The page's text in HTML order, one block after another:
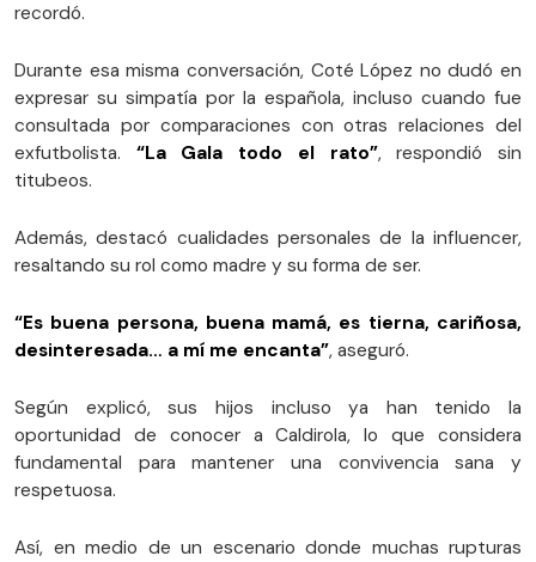
recordó.
Durante esa misma conversación, Coté López no dudó en
expresar su simpatía por la española, incluso cuando fue
consultada por comparaciones con otras relaciones del
exfutbolista. “La Gala todo el rato”, respondió sin
titubeos.
Además, destacó cualidades personales de la influencer,
resaltando su rol como madre y su forma de ser.
“Es buena persona, buena mamá, es tierna, cariñosa,
desinteresada… a mí me encanta”, aseguró.
Según explicó, sus hijos incluso ya han tenido la
oportunidad de conocer a Caldirola, lo que considera
fundamental para mantener una convivencia sana y
respetuosa.
Así, en medio de un escenario donde muchas rupturas